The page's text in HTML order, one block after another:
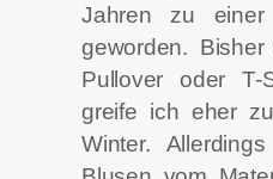
Jahren zu einer
geworden.
Pullover oder T-
greife ich eher
Winter.